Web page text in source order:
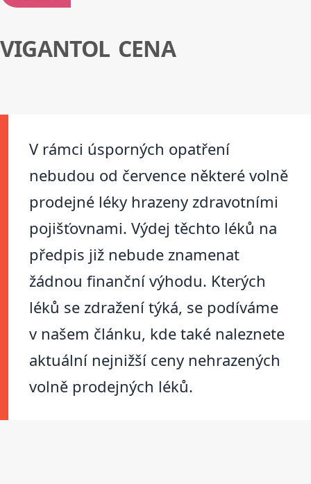
VIGANTOL CENA
V rámci úsporných opatření
nebudou od července některé volně
prodejné léky hrazeny zdravotními
pojišťovnami. Výdej těchto léků na
předpis již nebude znamenat
žádnou finanční výhodu. Kterých
léků se zdražení týká, se podíváme
v našem článku, kde také naleznete
aktuální nejnižší ceny nehrazených
volně prodejných léků.